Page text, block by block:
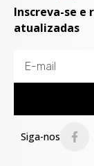
Inscreva-se e
atualizadas
Siga-nos